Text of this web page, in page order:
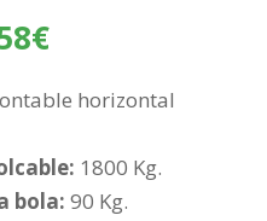
€Rango
precios:
357,07€
hasta
horizontal
1800 Kg.
bola: 90 Kg.